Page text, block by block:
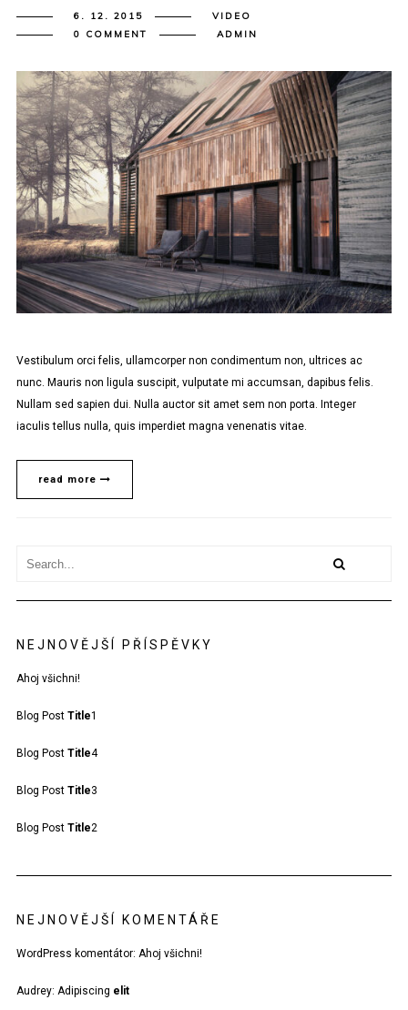
6. 12. 2015
VIDEO
0 COMMENT
ADMIN
Vestibulum orci felis, ullamcorper non condimentum non, ultrices ac
nunc. Mauris non ligula suscipit, vulputate mi accumsan, dapibus felis.
Nullam sed sapien dui. Nulla auctor sit amet sem non porta. Integer
iaculis tellus nulla, quis imperdiet magna venenatis vitae.
read more
NEJNOVĚJŠÍ PŘÍSPĚVKY
Ahoj všichni!
Blog Post Title1
Blog Post Title4
Blog Post Title3
Blog Post Title2
NEJNOVĚJŠÍ KOMENTÁŘE
WordPress komentátor: Ahoj všichni!
Audrey: Adipiscing elit